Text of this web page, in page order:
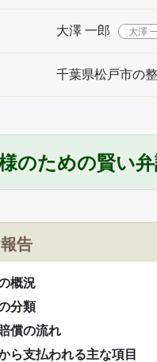
大澤 一郎 大澤
千葉県松戸市の
のための賢い
告
概況
分類
償の流れ
ら支払われる主な項目